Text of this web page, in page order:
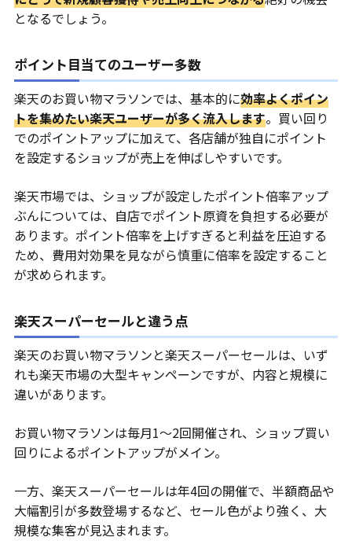
となるでしょう。
ポイント目当てのユーザー多数
楽天のお買い物マラソンでは、基本的に効率よくポイン
トを集めたい楽天ユーザーが多く流入します。買い回り
でのポイントアップに加えて、各店舗が独自にポイント
を設定するショップが売上を伸ばしやすいです。
楽天市場では、ショップが設定したポイント倍率アップ
ぶんについては、自店でポイント原資を負担する必要が
あります。ポイント倍率を上げすぎると利益を圧迫する
ため、費用対効果を見ながら慎重に倍率を設定すること
が求められます。
楽天スーパーセールと違う点
楽天のお買い物マラソンと楽天スーパーセールは、いず
れも楽天市場の大型キャンペーンですが、内容と規模に
違いがあります。
お買い物マラソンは毎月1〜2回開催され、ショップ買い
回りによるポイントアップがメイン。
一方、楽天スーパーセールは年4回の開催で、半額商品や
大幅割引が多数登場するなど、セール色がより強く、大
規模な集客が見込まれます。